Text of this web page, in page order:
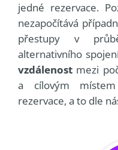
jedné rezervace.
nezapočítává
přestupy v
alternativního
vzdálenost mezi
a cílovým
rezervace, a to dle